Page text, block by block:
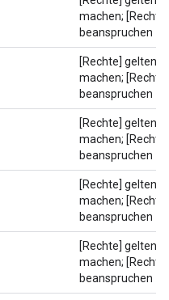
machen; [Rechte]
beanspruchen
[Rechte] geltend
machen; [Rechte]
beanspruchen
[Rechte] geltend
machen; [Rechte]
beanspruchen
[Rechte] geltend
machen; [Rechte]
beanspruchen
[Rechte] geltend
machen; [Rechte]
beanspruchen